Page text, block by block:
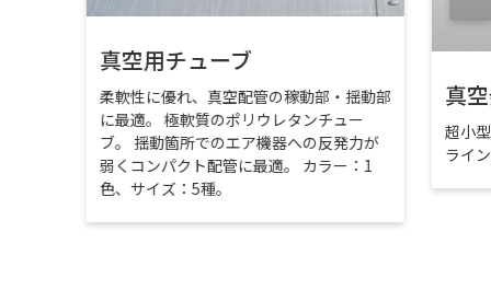
真空用チューブ
柔軟性に優れ、真空配管の稼動部・揺動部
に最適。 極軟質のポリウレタンチュー
ブ。 揺動箇所でのエア機器への反発力が
弱くコンパクト配管に最適。 カラー：1
色、サイズ：5種。
真
超小
ライ